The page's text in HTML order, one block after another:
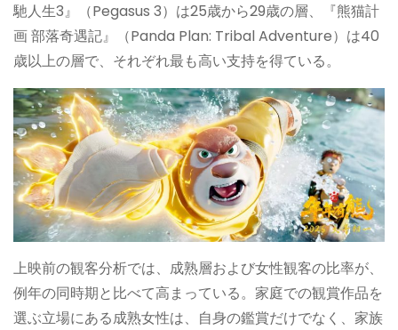
馳人生3』（Pegasus 3）は25歳から29歳の層、『熊猫計
画 部落奇遇記』（Panda Plan: Tribal Adventure）は40
歳以上の層で、それぞれ最も高い支持を得ている。
上映前の観客分析では、成熟層および女性観客の比率が、
例年の同時期と比べて高まっている。家庭での観賞作品を
選ぶ立場にある成熟女性は、自身の鑑賞だけでなく、家族